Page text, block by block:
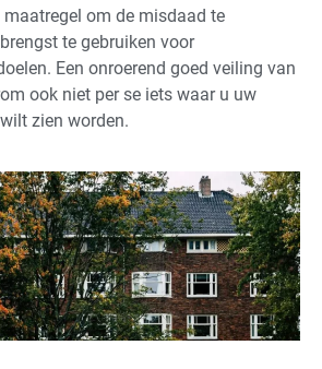
om de misdaad te
te gebruiken voor
Een onroerend goed veiling van
ook niet per se iets waar u uw
zien worden.